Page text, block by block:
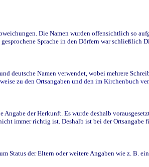
Die Namen wurden offensichtlich so
Sprache in den Dörfern war
deutsche Namen verwendet, wobei mehrere
zu den Ortsangaben und den im Kirchenbuch
der Herkunft. Es wurde deshalb
immer richtig ist. Deshalb ist bei der
Status der Eltern oder weitere Angaben wie z. B.